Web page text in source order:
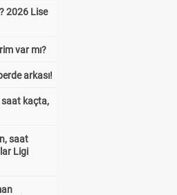
2026 Lise
var mı?
arkası!
saat kaçta,
saat
Ligi